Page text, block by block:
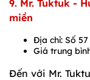
9. Mr. Tuktuk -
miền
Địa chỉ: Số
Giá trung
Đến với Mr.